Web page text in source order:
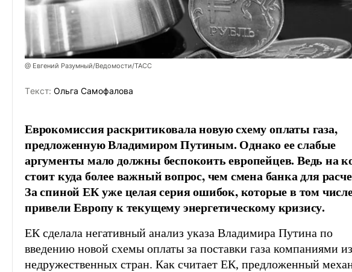
@ Евгений Разумный/Ведомости/ТАСС
Tекст: Ольга Самофалова
Еврокомиссия раскритиковала новую схему оплаты газа,
предложенную Владимиром Путиным. Однако ее слабые
аргументы мало должны беспокоить европейцев. Ведь на
стоит куда более важный вопрос, чем смена банка для
За спиной ЕК уже целая серия ошибок, которые в том
привели Европу к текущему энергетическому кризису.
ЕК сделала негативный анализ указа Владимира Путина по
введению новой схемы оплаты за поставки газа компаниями из
недружественных стран. Как считает ЕК, предложенный